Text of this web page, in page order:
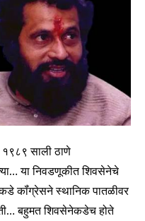
१९८९ साली ठाणे
या निवडणूकीत शिवसेनेचे
कॉंग्रेसने स्थानिक पातळीवर
बहुमत शिवसेनेकडेच होते